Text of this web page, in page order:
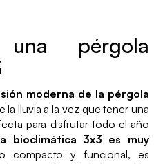
pérgola
moderna de la pérgola
la lluvia a la vez que tener una
para disfrutar todo el año
bioclimática 3x3 es muy
compacto y funcional, es